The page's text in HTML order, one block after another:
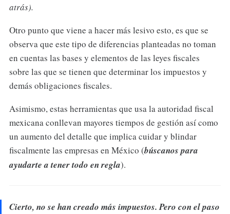
atrás).
Otro punto que viene a hacer más lesivo esto, es que se
observa que este tipo de diferencias planteadas no toman
en cuentas las bases y elementos de las leyes fiscales
sobre las que se tienen que determinar los impuestos y
demás obligaciones fiscales.
Asimismo, estas herramientas que usa la autoridad fiscal
mexicana conllevan mayores tiempos de gestión así como
un aumento del detalle que implica cuidar y blindar
fiscalmente las empresas en México (búscanos para
ayudarte a tener todo en regla).
Cierto, no se han creado más impuestos. Pero con el paso